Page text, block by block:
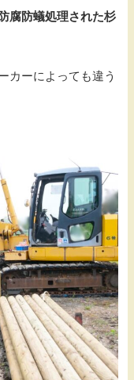
防腐防蟻処理された杉
カーによっても違う